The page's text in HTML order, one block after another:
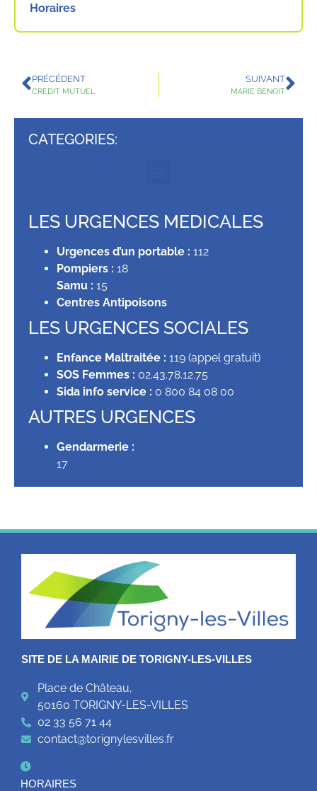
Horaires
PRÉCÉDENT
CREDIT MUTUEL
SUIVANT
MARIE BENOIT
CATEGORIES:
LES URGENCES MEDICALES
Urgences d’un portable : 112
Pompiers : 18
Samu : 15
Centres Antipoisons
LES URGENCES SOCIALES
Enfance Maltraitée : 119 (appel gratuit)
SOS Femmes : 02.43.78.12.75
Sida info service : 0 800 84 08 00
AUTRES URGENCES
Gendarmerie :
17
SITE DE LA MAIRIE DE TORIGNY-LES-VILLES
Place de Château,
50160 TORIGNY-LES-VILLES
02 33 56 71 44
contact@torignylesvilles.fr
HORAIRES